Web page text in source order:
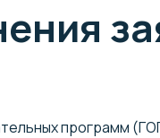
программ